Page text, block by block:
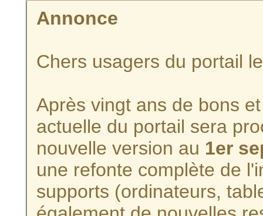
Annonce
Chers usagers du portail
Après vingt ans de bons
actuelle du portail sera
nouvelle version au 1er
une refonte complète de
supports (ordinateurs,